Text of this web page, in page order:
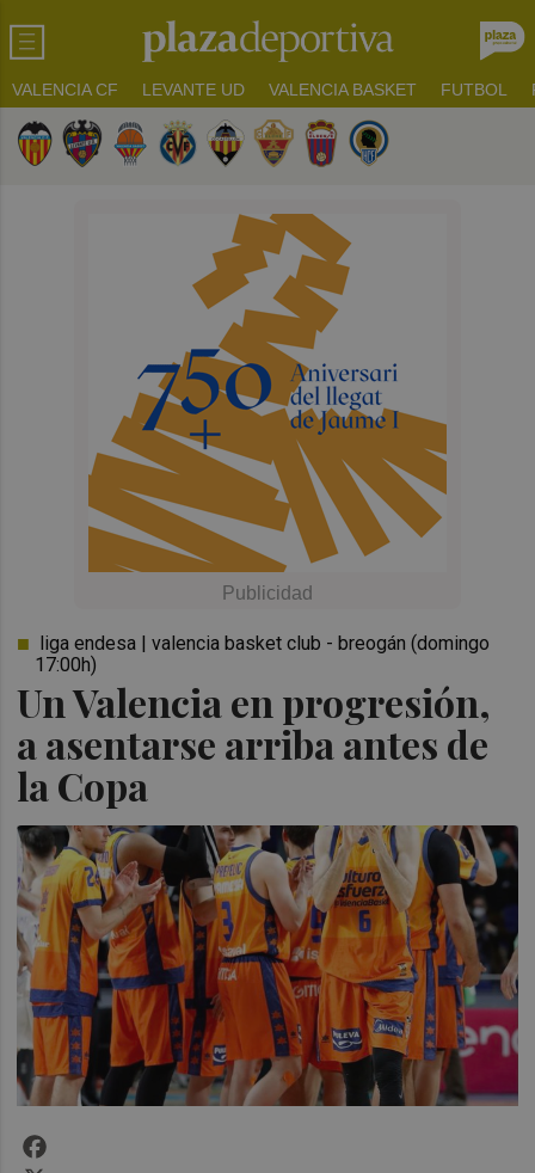
VALENCIA CF LEVANTE UD VALENCIA BASKET FUTBOL
Un Valencia en progresión,
a asentarse arriba antes de
la Copa
liga endesa | valencia basket club - breogán (domingo
17:00h)